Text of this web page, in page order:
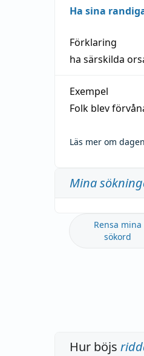
Ha sina
Förklaring
ha särskilda
Exempel
Folk blev
Läs mer om
Mina
Rensa mina
sökord
Hur böjs